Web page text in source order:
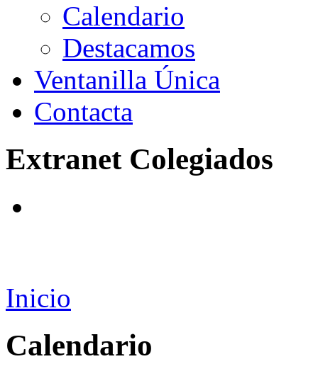
Calendario
Destacamos
Ventanilla Única
Contacta
Extranet Colegiados
Inicio
Calendario